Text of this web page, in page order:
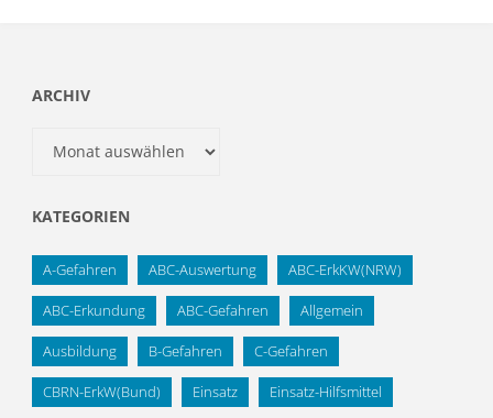
ARCHIV
KATEGORIEN
A-Gefahren ABC-Auswertung ABC-ErkKW(NRW)
ABC-Erkundung ABC-Gefahren Allgemein
Ausbildung B-Gefahren C-Gefahren
CBRN-ErkW(Bund) Einsatz Einsatz-Hilfsmittel